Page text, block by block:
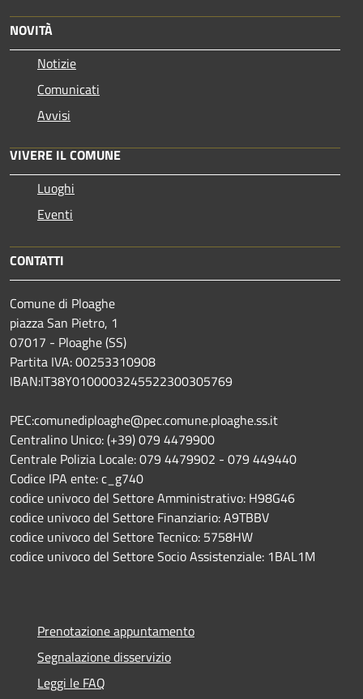
NOVITÀ
Notizie
Comunicati
Avvisi
VIVERE IL COMUNE
Luoghi
Eventi
CONTATTI
Comune di Ploaghe
piazza San Pietro, 1
07017 - Ploaghe (SS)
Partita IVA: 00253310908
IBAN:IT38Y0100003245522300305769
PEC:comunediploaghe@pec.comune.ploaghe.ss.it
Centralino Unico: (+39) 079 4479900
Centrale Polizia Locale: 079 4479902 - 079 449440
Codice IPA ente: c_g740
codice univoco del Settore Amministrativo: H98G46
codice univoco del Settore Finanziario: A9TBBV
codice univoco del Settore Tecnico: 5758HW
codice univoco del Settore Socio Assistenziale: 1BAL1M
Prenotazione appuntamento
Segnalazione disservizio
Leggi le FAQ